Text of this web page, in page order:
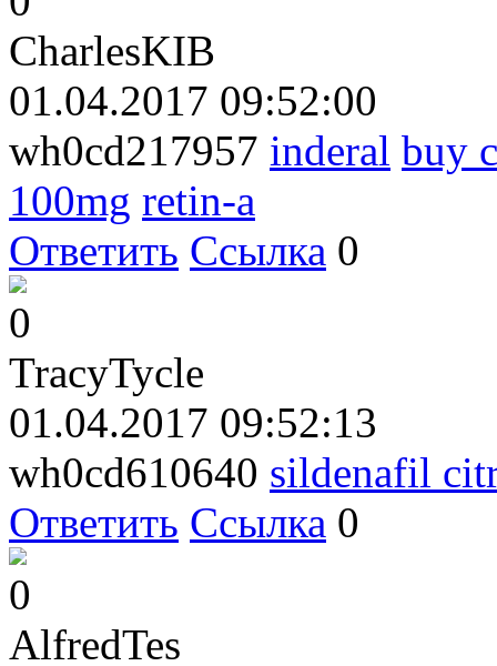
CharlesKIB
01.04.2017 09:52:00
wh0cd217957 inderal buy
100mg retin-a
Ответить Ссылка 0
0
TracyTycle
01.04.2017 09:52:13
wh0cd610640 sildenafil
Ответить Ссылка 0
0
AlfredTes